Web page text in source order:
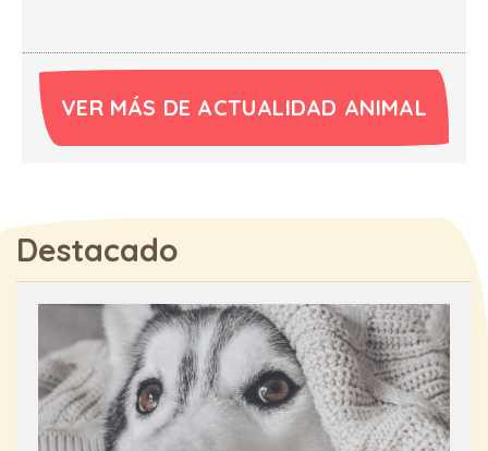
VER MÁS DE ACTUALIDAD ANIMAL
Destacado